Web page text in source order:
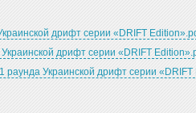
дрифт серии «DRIFT
дрифт серии «DRIFT
раунда Украинской дрифт серии «DRIFT